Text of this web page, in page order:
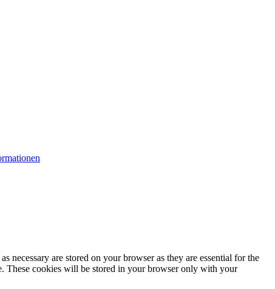
necessary are stored on your browser as they are essential for the
These cookies will be stored in your browser only with your